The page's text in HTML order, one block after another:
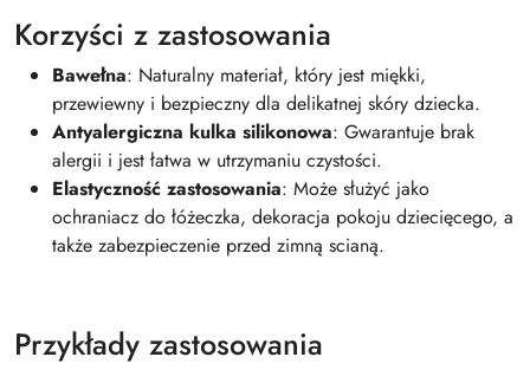
Korzyści z zastosowania
Bawełna: Naturalny materiał, który jest miękki,
przewiewny i bezpieczny dla delikatnej skóry dziecka.
Antyalergiczna kulka silikonowa: Gwarantuje brak
alergii i jest łatwa w utrzymaniu czystości.
Elastyczność zastosowania: Może służyć jako
ochraniacz do łóżeczka, dekoracja pokoju dziecięcego, a
także zabezpieczenie przed zimną scianą.
Przykłady zastosowania